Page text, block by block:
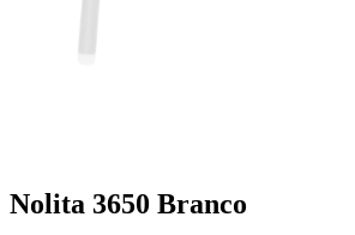
Nolita 3650 Branco